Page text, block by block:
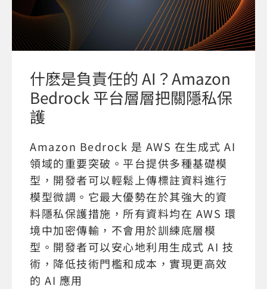
什麽是負責任的 AI？Amazon
Bedrock 平台層層把關隱私保
護
Amazon Bedrock 是 AWS 在生成式 AI
領域的重要突破。平台提供多種基礎模
型，開發者可以輕鬆上傳標註資料進行
模型微調。它最大優勢在於其強大的資
料隱私保護措施，所有資料均在 AWS 環
境中加密傳輸，不會用於訓練底層模
型。開發者可以安心地利用生成式 AI 技
術，降低技術門檻和成本，實現更高效
的 AI 應用